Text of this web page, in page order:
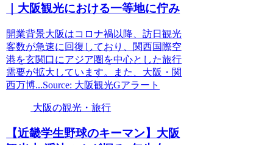
大阪観光における一等地に佇み
開業背景大阪はコロナ禍以降、訪日観光
客数が急速に回復しており、関西国際空
港を玄関口にアジア圏を中心とした旅行
需要が拡大しています。また、大阪・関
西万博...Source: 大阪観光Gアラート
大阪の観光・旅行
【近畿学生野球のキーマン】 大阪